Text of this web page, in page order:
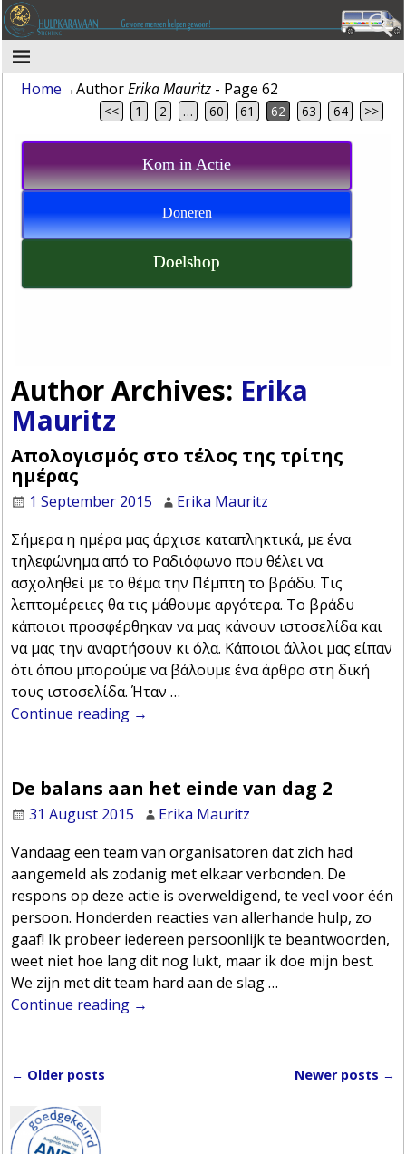
Home→AuthorErika Mauritz - Page 62
<< 1 2 … 60 61 62 63 64 >>
Kom in Actie
Doneren
Doelshop
Author Archives: Erika
Mauritz
Απολογισμός στο τέλος της τρίτης
ημέρας
1 September 2015
Erika Mauritz
Σήμερα η ημέρα μας άρχισε καταπληκτικά, με ένα
τηλεφώνημα από το Ραδιόφωνο που θέλει να
ασχοληθεί με το θέμα την Πέμπτη το βράδυ. Τις
λεπτομέρειες θα τις μάθουμε αργότερα. Το βράδυ
κάποιοι προσφέρθηκαν να μας κάνουν ιστοσελίδα και
να μας την αναρτήσουν κι όλα. Κάποιοι άλλοι μας είπαν
ότι όπου μπορούμε να βάλουμε ένα άρθρο στη δική
τους ιστοσελίδα. Ήταν…
Continue reading →
De balans aan het einde van dag 2
31 August 2015
Erika Mauritz
Vandaag een team van organisatoren dat zich had
aangemeld als zodanig met elkaar verbonden. De
respons op deze actie is overweldigend, te veel voor één
persoon. Honderden reacties van allerhande hulp, zo
gaaf! Ik probeer iedereen persoonlijk te beantwoorden,
weet niet hoe lang dit nog lukt, maar ik doe mijn best.
We zijn met dit team hard aan de slag…
Continue reading →
← Older posts Newer posts →